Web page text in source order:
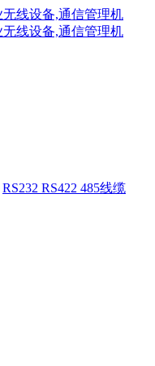
RS232 RS422 485线缆